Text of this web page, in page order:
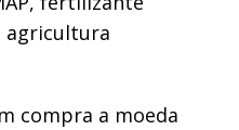
agricultura
compra a moeda